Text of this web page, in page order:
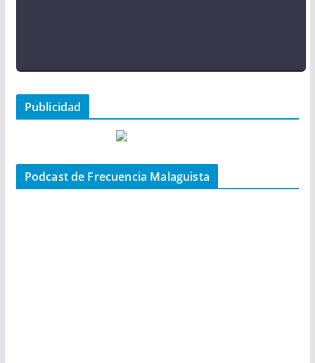
Publicidad
Podcast de Frecuencia Malaguista